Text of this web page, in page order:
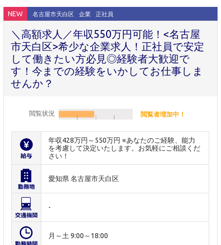
NEW 名古屋市天白区 企業 正社員
＼高額求人／年収550万円可能！<名古屋
市天白区>希少な企業求人！正社員で安定
して働きたい方必見◎経験者大歓迎で
す！今までの経験をいかしてお仕事しま
せんか？
閲覧状況 閲覧者増加中！
年収428万円～550万円 ※あなたのご経験、能力
を考慮して決定いたします。お気軽にご相談くだ
さい！
愛知県 名古屋市天白区
-
月～土 9:00～18:00